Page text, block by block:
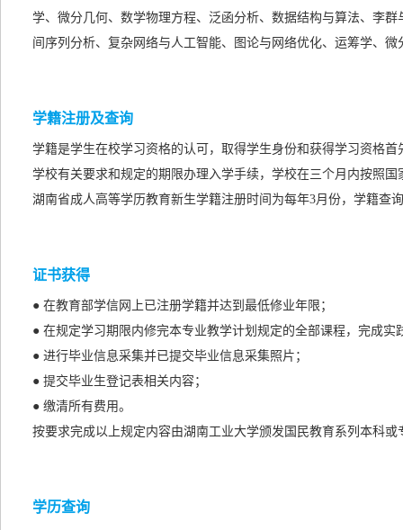
学、微分几何、数学物理方程、泛函分析、数据结构与算法、李
间序列分析、复杂网络与人工智能、图论与网络优化、运筹学、
学籍注册及查询
学籍是学生在校学习资格的认可，取得学生身份和获得学习资格
学校有关要求和规定的期限办理入学手续，学校在三个月内按照
湖南省成人高等学历教育新生学籍注册时间为每年3月份，学籍查
证书获得
● 在教育部学信网上已注册学籍并达到最低修业年限；
● 在规定学习期限内修完本专业教学计划规定的全部课程，完成
● 进行毕业信息采集并已提交毕业信息采集照片；
● 提交毕业生登记表相关内容；
● 缴清所有费用。
按要求完成以上规定内容由湖南工业大学颁发国民教育系列本科
学历查询